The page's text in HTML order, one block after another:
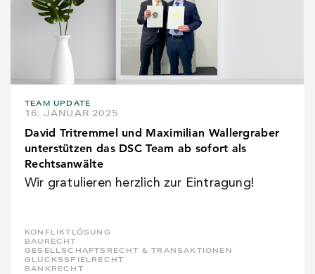
TEAM UPDATE
16. JANUAR 2025
David Tritremmel und Maximilian Wallergraber
unterstützen das DSC Team ab sofort als
Rechtsanwälte
Wir gratulieren herzlich zur Eintragung!
KONFLIKTLÖSUNG
BAURECHT
GESELLSCHAFTSRECHT & TRANSAKTIONEN
GLÜCKSSPIELRECHT
BANKRECHT